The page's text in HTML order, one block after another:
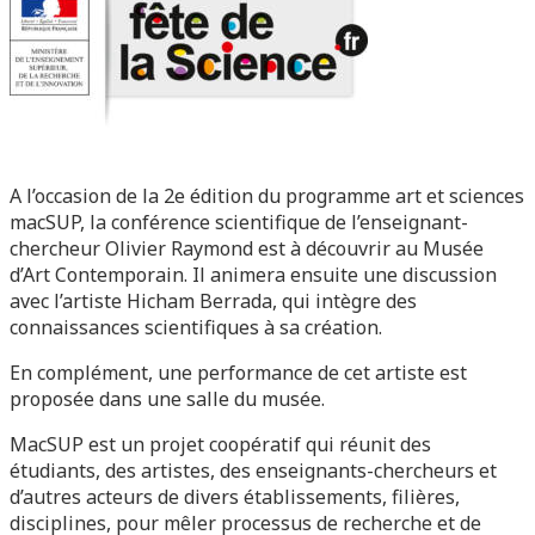
A l’occasion de la 2e édition du programme art et sciences
macSUP, la conférence scientifique de l’enseignant-
chercheur Olivier Raymond est à découvrir au Musée
d’Art Contemporain. Il animera ensuite une discussion
avec l’artiste Hicham Berrada, qui intègre des
connaissances scientifiques à sa création.
En complément, une performance de cet artiste est
proposée dans une salle du musée.
MacSUP est un projet coopératif qui réunit des
étudiants, des artistes, des enseignants-chercheurs et
d’autres acteurs de divers établissements, filières,
disciplines, pour mêler processus de recherche et de